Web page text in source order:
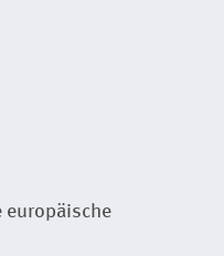
europäische